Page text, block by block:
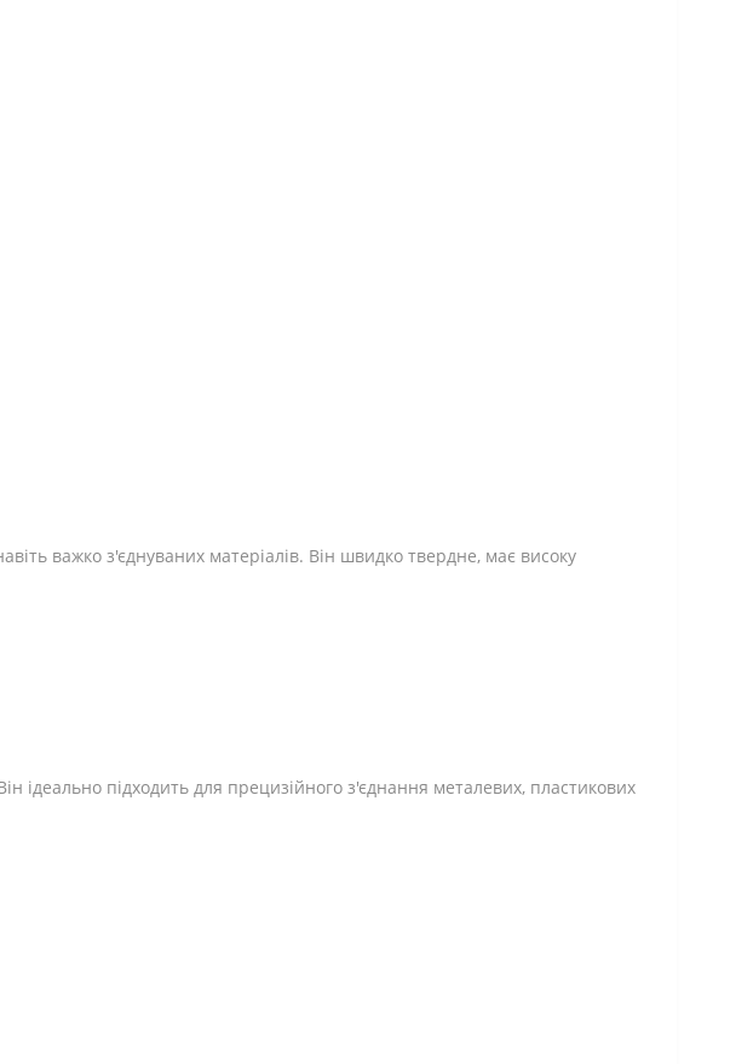
важко з'єднуваних матеріалів. Він швидко твердне, має високу
ідеально підходить для прецизійного з'єднання металевих, пластикових